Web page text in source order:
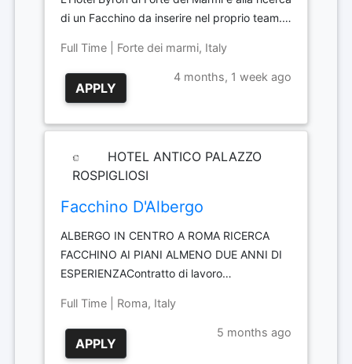
di un Facchino da inserire nel proprio team.…
Full Time | Forte dei marmi, Italy
APPLY
4 months, 1 week ago
HOTEL ANTICO PALAZZO
ROSPIGLIOSI
Facchino D'Albergo
ALBERGO IN CENTRO A ROMA RICERCA
FACCHINO AI PIANI ALMENO DUE ANNI DI
ESPERIENZAContratto di lavoro…
Full Time | Roma, Italy
APPLY
5 months ago